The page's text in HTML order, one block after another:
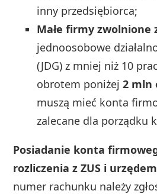
inny przedsiębiorca;
Małe firmy zwolnione
jednoosobowe
(JDG) z mniej niż 10
obrotem poniżej2 mln
muszą mieć konta
zalecane dla porządku
Posiadanie konta
rozliczenia z ZUS i
numer rachunku należy